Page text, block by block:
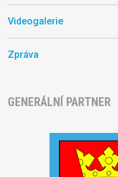
Videogalerie
Zpráva
GENERÁLNÍ PARTNER